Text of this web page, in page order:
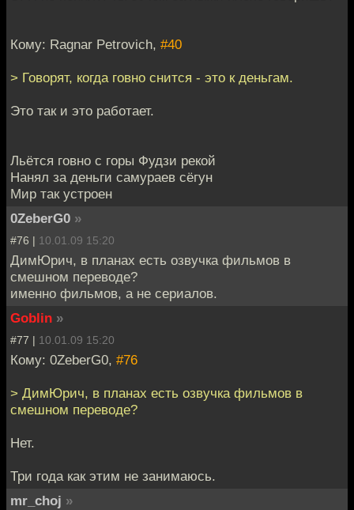
Кому: Ragnar Petrovich, #40
> Говорят, когда говно снится - это к деньгам.
Это так и это работает.
Льётся говно с горы Фудзи рекой
Нанял за деньги самураев сёгун
Мир так устроен
0ZeberG0 »
#76 | 10.01.09 15:20
ДимЮрич, в планах есть озвучка фильмов в
смешном переводе?
именно фильмов, а не сериалов.
Goblin »
#77 | 10.01.09 15:20
Кому: 0ZeberG0, #76
> ДимЮрич, в планах есть озвучка фильмов в
смешном переводе?
Нет.
Три года как этим не занимаюсь.
mr_choj »